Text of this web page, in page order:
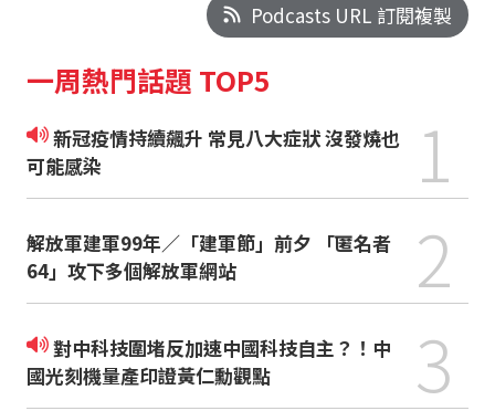
Podcasts URL 訂閱複製
一周熱門話題 TOP5
新冠疫情持續飆升 常見八大症狀 沒發燒也
可能感染
1
解放軍建軍99年／「建軍節」前夕 「匿名者
64」攻下多個解放軍網站
2
對中科技圍堵反加速中國科技自主？！中
國光刻機量產印證黃仁勳觀點
3